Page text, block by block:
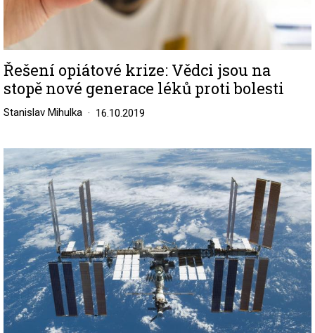
Řešení opiátové krize: Vědci jsou na
stopě nové generace léků proti bolesti
Stanislav Mihulka 16.10.2019
Image